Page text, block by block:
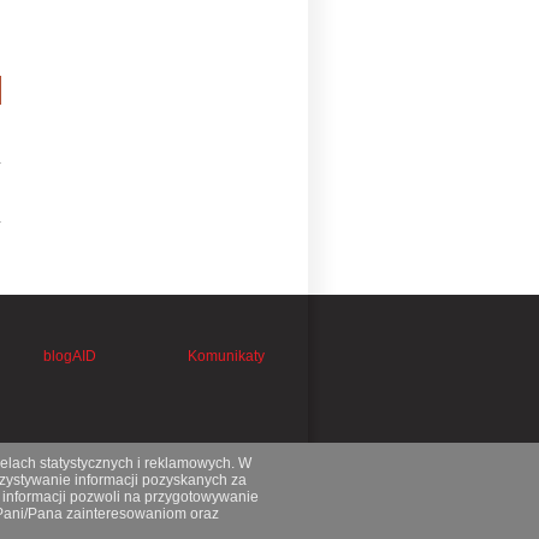
blogAID Komunikaty
statystycznych i reklamowych. W
informacji pozyskanych za
pozwoli na przygotowywanie
Pana zainteresowaniom oraz